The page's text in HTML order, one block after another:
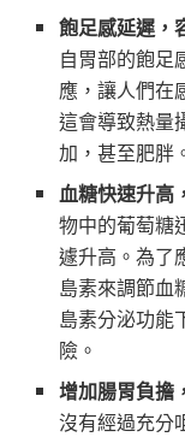
飽足感延遲，
自胃部的飽足
應，讓人們在
這會導致熱量
加，甚至肥胖
血糖快速升高
物中的葡萄糖
遽升高。為了
島素來調節血
島素分泌功能
險。
增加腸胃負擔
沒有經過充分